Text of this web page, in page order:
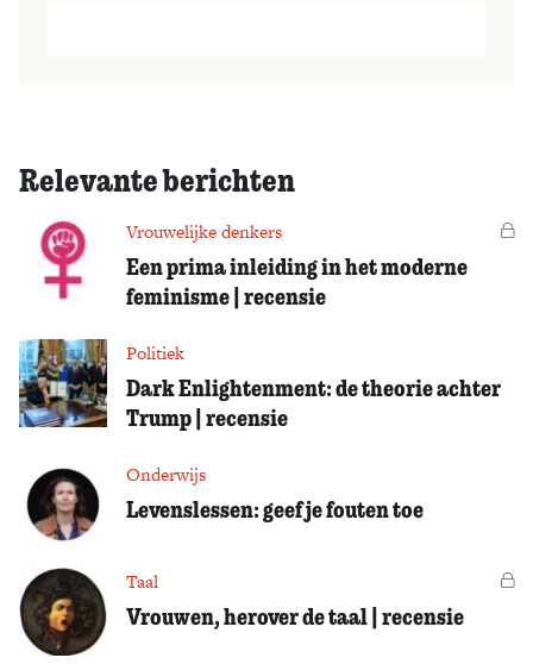
Relevante berichten
Vrouwelijke denkers
Een prima inleiding in het moderne
feminisme | recensie
Politiek
Dark Enlightenment: de theorie achter
Trump | recensie
Onderwijs
Levenslessen: geef je fouten toe
Taal
Vrouwen, herover de taal | recensie